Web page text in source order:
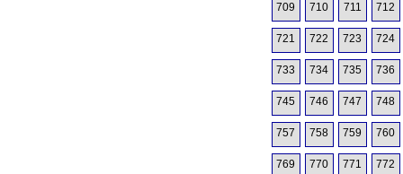
709 710 711 712
721 722 723 724
733 734 735 736
745 746 747 748
757 758 759 760
769 770 771 772